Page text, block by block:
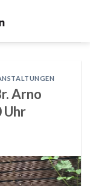
Arno
Uhr